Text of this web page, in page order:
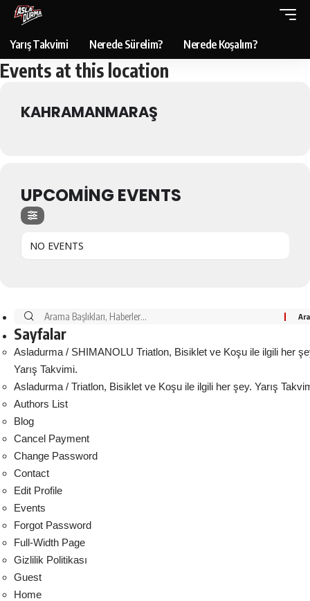
Yarış Takvimi Nerede Sürelim? Nerede Koşalım?
Events at this location
KAHRAMANMARAŞ
UPCOMING EVENTS
NO EVENTS
Sayfalar
Asladurma / SHIMANOLU Triatlon, Bisiklet ve Koşu ile ilgili her
Yarış Takvimi.
Asladurma / Triatlon, Bisiklet ve Koşu ile ilgili her şey. Yarış
Authors List
Blog
Cancel Payment
Change Password
Contact
Edit Profile
Events
Forgot Password
Full-Width Page
Gizlilik Politikası
Guest
Home